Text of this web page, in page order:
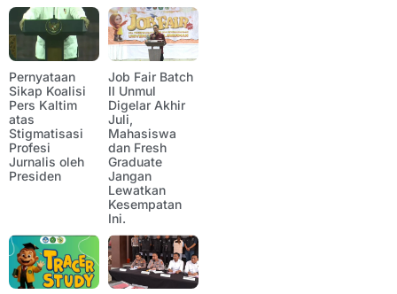
Pernyataan
Sikap Koalisi
Pers Kaltim
atas
Stigmatisasi
Profesi
Jurnalis oleh
Presiden
Job Fair Batch
II Unmul
Digelar Akhir
Juli,
Mahasiswa
dan Fresh
Graduate
Jangan
Lewatkan
Kesempatan
Ini.